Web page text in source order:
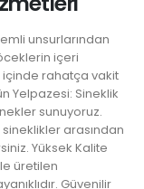
unsurlarından
içeri
rahatça vakit
Yelpazesi: Sineklik
sunuyoruz.
arasından
Yüksek Kalite
üretilen
Güvenilir